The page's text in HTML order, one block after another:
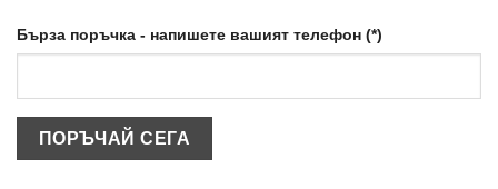
Бърза поръчка - напишете вашият телефон (*)